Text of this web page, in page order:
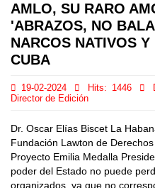
AMLO, SU RARO
'ABRAZOS, NO
NARCOS NATIVOS
CUBA
19-02-2024 Hits: 1446
Director de Edición
Dr. Oscar Elías Biscet La
Fundación Lawton de
Proyecto Emilia Medalla
poder del Estado no puede
organizados, ya que no